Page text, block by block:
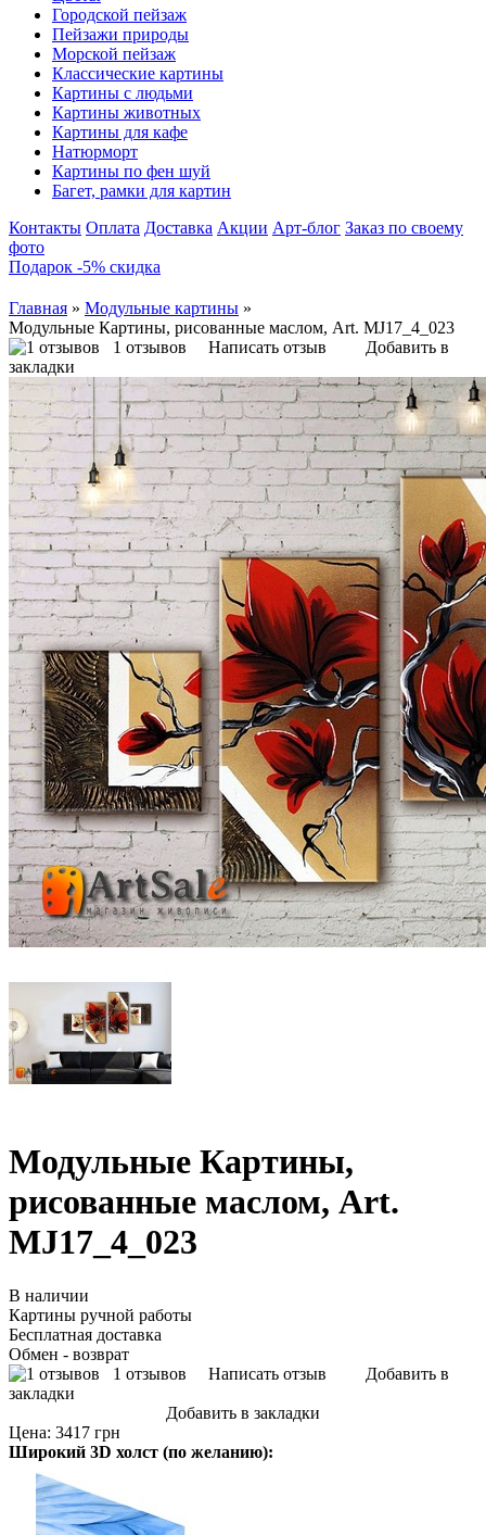
Городской пейзаж
Пейзажи природы
Морской пейзаж
Классические картины
Картины с людьми
Картины животных
Картины для кафе
Натюрморт
Картины по фен шуй
Багет, рамки для картин
Контакты Оплата Доставка Акции Арт-блог Заказ по своему
фото
Подарок -5% скидка
Главная » Модульные картины »
Модульные Картины, рисованные маслом, Art. MJ17_4_023
1 отзывов
Написать отзыв
Добавить в
закладки
Модульные Картины,
рисованные маслом, Art.
MJ17_4_023
В наличии
Картины ручной работы
Бесплатная доставка
Обмен - возврат
1 отзывов
Написать отзыв
Добавить в
закладки
Добавить в закладки
Цена: 3417 грн
Широкий 3D холст (по желанию):